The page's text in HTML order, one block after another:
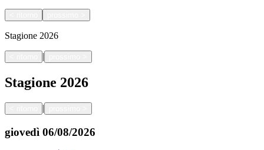
Stagione 2026
|
Stagione 2026
|
giovedì 06/08/2026